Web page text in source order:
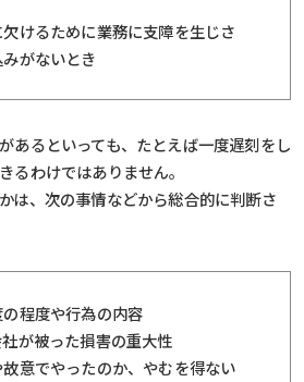
けるために業務に支障を生じさ
がないとき
あるといっても、たとえば一度遅刻をし
るわけではありません。
は、次の事情などから総合的に判断さ
程度や行為の内容
が被った損害の重大性
意でやったのか、やむを得ない